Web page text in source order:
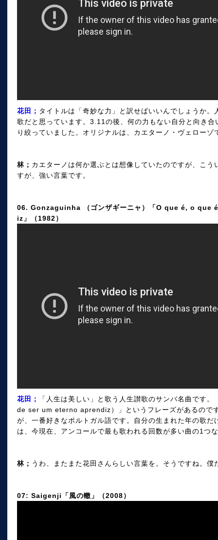
花田； タイトルは「奇妙な力」と訳せばいいんでしょうか
歌だと思っています。3.11の後、何の力もない自分と向き
り絞っていました。オリジナルは、カエターノ・ヴェロー
林； カエターノは何か選ぶとは想像していたのですが、こ
すが、強い言葉です。
06. Gonzaguinha （ゴンザギーニャ）「O que é, o
iz」（1982）
花田；
「人生は美しい」と歌う人生讃歌のサンバ名曲です
de ser um eterno aprendiz）」というフレーズがあるので
が、一番好きなポルトガル語です。自分の生まれた年の歌
は、今現在、アンコールで最も歌われる回数が多い曲の1つ
林； うわ、またまた花田さんらしい言葉を。そうですね。
07: Saigenji「風の轍」（2008）